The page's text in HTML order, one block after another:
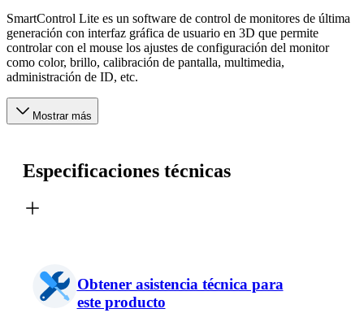
SmartControl Lite es un software de control de monitores de última
generación con interfaz gráfica de usuario en 3D que permite
controlar con el mouse los ajustes de configuración del monitor
como color, brillo, calibración de pantalla, multimedia,
administración de ID, etc.
Mostrar más
Especificaciones técnicas
Obtener asistencia técnica para
este producto